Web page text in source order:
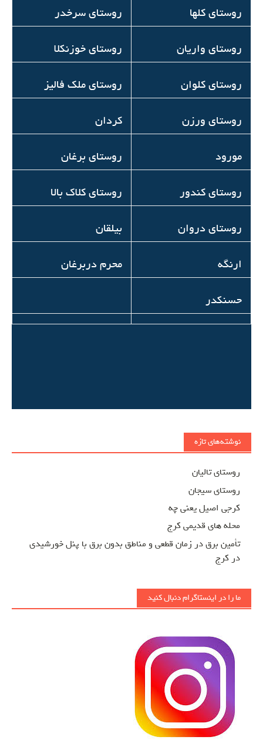
روستای کلها روستای سرخدر
روستای واریان روستای خوزنکلا
روستای کلوان روستای ملک فالیز
روستای ورزن كردان
مورود روستای برغان
روستای کندور روستای کلاک بالا
روستای دروان بیلقان
ارنگه محرم دربرغان
حسنکدر
نوشته‌های تازه
روستای تالیان
روستای سیجان
کرجی اصیل یعنی چه
محله های قدیمی کرج
تأمین برق در زمان قطعی و مناطق بدون برق با پنل خورشیدی
در کرج
ما را در اینستاگرام دنبال کنید